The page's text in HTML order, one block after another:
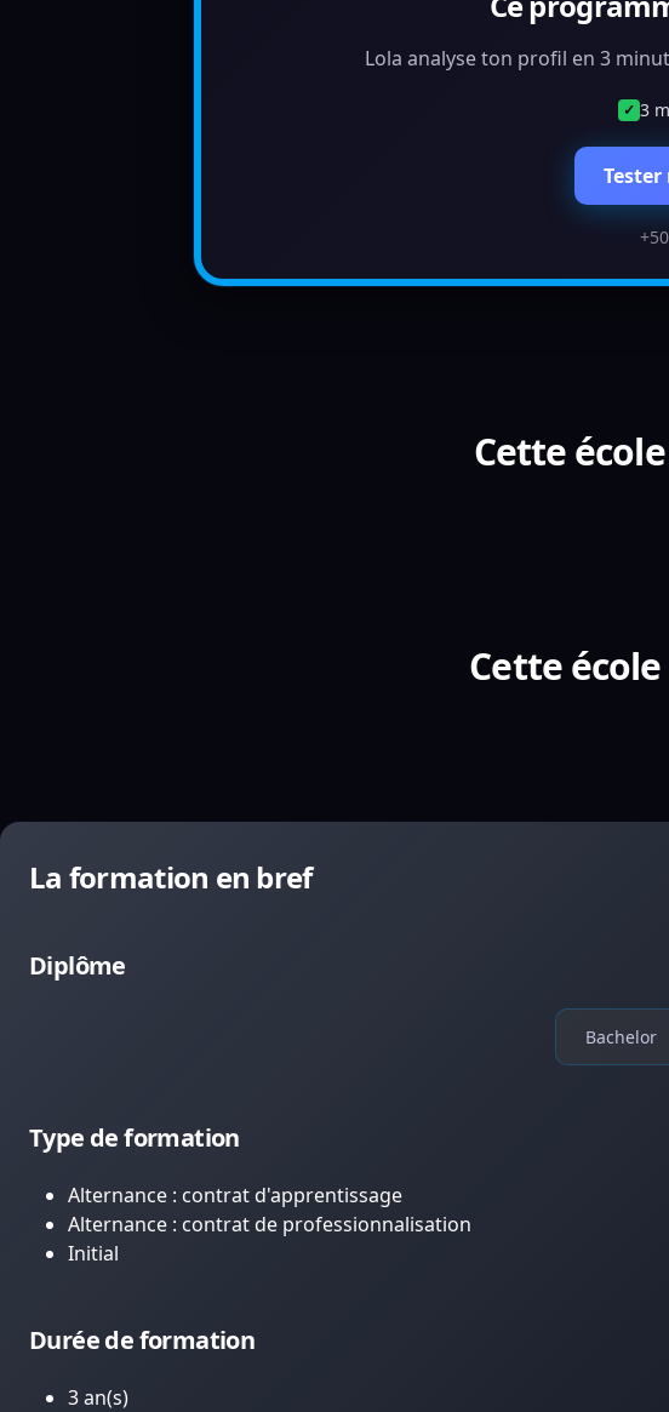
Lola analyse ton profil en 3
✓ 3
Cette
Cette
La formation en bref
Diplôme
Bachelor
Type de formation
Alternance : contrat d'apprentissage
Alternance : contrat de professionnalisation
Initial
Durée de formation
3 an(s)